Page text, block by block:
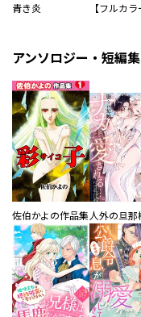
青き炎
アンソロジー・短編集
佐伯かよの作品集